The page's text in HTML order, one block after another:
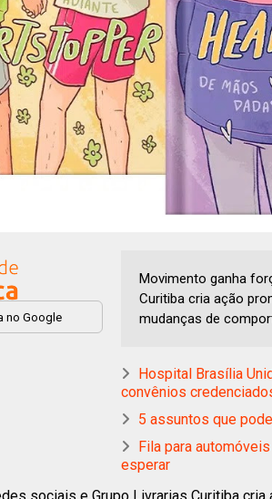
no Google
Movimento ganha
Curitiba cria ação
mudanças de
Hospital Brasília
convênios
5 assuntos que
Fila para
esperar